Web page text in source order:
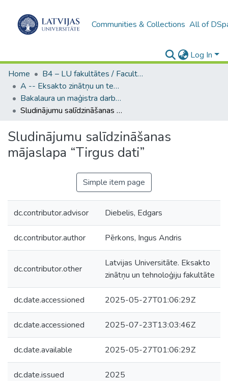
Communities & Collections All of
Log In
Home
B4 – LU fakultātes / Faculties of the UL
A -- Eksakto zinātņu un tehnoloģiju fakultāte / Faculty of Science and Technology
Bakalaura un maģistra darbi (EZTF) / Bachelor's and Master's theses
Sludinājumu salīdzināšanas mājaslapa “Tirgus dati”
Sludinājumu salīdzināšanas
mājaslapa “Tirgus dati”
Simple item page
dc.contributor.advisor Diebelis, Edgars
dc.contributor.author Pērkons, Ingus Andris
dc.contributor.other
Latvijas Universitāte. Eksakto
zinātņu un tehnoloģiju fakultāte
dc.date.accessioned 2025-05-27T01:06:29Z
dc.date.accessioned 2025-07-23T13:03:46Z
dc.date.available 2025-05-27T01:06:29Z
dc.date.issued 2025